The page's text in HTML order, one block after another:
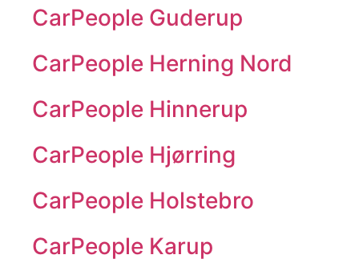
CarPeople Guderup
CarPeople Herning Nord
CarPeople Hinnerup
CarPeople Hjørring
CarPeople Holstebro
CarPeople Karup